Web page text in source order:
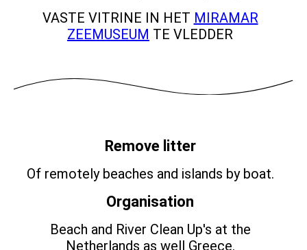
VASTE VITRINE IN HET MIRAMAR
ZEEMUSEUM TE VLEDDER
Remove litter
Of remotely beaches and islands by boat.
Organisation
Beach and River Clean Up's at the
Netherlands as well Greece.